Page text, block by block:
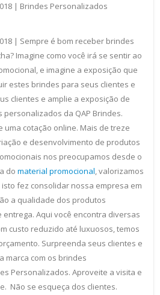
| Brindes Personalizados
| Sempre é bom receber brindes
Imagine como você irá se sentir ao
e imagine a exposição que
estes brindes para seus clientes e
clientes e amplie a exposição de
personalizados da QAP Brindes.
uma cotação online. Mais de treze
e desenvolvimento de produtos
nos preocupamos desde o
do material promocional, valorizamos
fez consolidar nossa empresa em
a qualidade dos produtos
Aqui você encontra diversas
custo reduzido até luxuosos, temos
Surpreenda seus clientes e
marca com os brindes
Personalizados. Aproveite a visita e
Não se esqueça dos clientes.